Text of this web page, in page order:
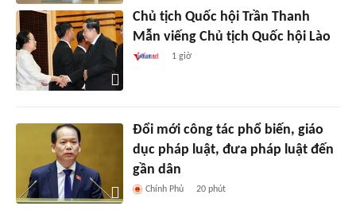
Chủ tịch Quốc hội Trần Thanh
Mẫn viếng Chủ tịch Quốc hội Lào
1 giờ
Đổi mới công tác phổ biến, giáo
dục pháp luật, đưa pháp luật đến
gần dân
Chính Phủ 20 phút